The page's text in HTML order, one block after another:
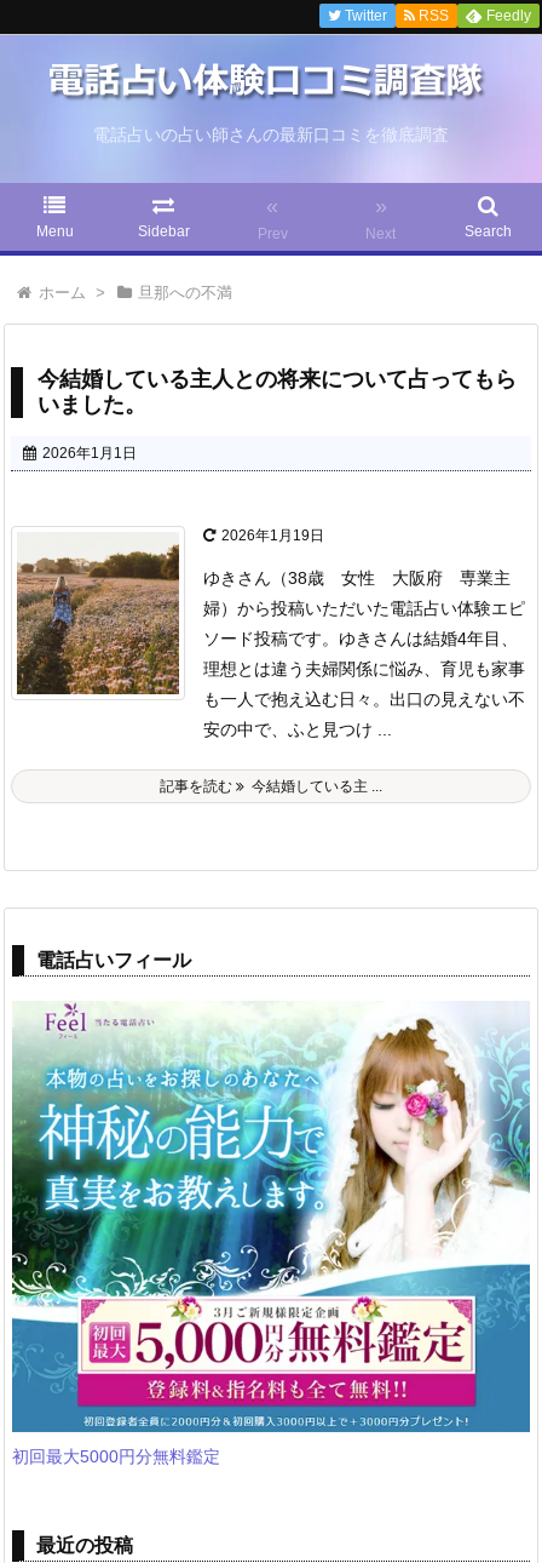
電話占いの占い師さんの最新口コミを徹底調査
Menu Sidebar
«
Prev
»
Next Search
Twitter RSS Feedly
ホーム > 旦那への不満
今結婚している主人との将来について占ってもら
いました。
2026年1月1日
2026年1月19日
ゆきさん（38歳 女性 大阪府 専業主
婦）から投稿いただいた電話占い体験エピ
ソード投稿です。 ゆきさんは結婚4年目、
理想とは違う夫婦関係に悩み、育児も家事
も一人で抱え込む日々。 出口の見えない不
安の中で、ふと見つけ ...
記事を読む 今結婚している主 ...
電話占いフィール
初回最大5000円分無料鑑定
最近の投稿